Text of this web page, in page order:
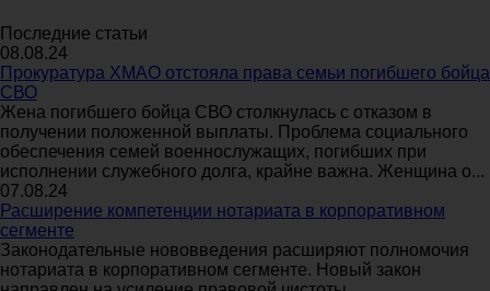
Последние статьи
08.08.24
Прокуратура ХМАО отстояла права семьи погибшего бойца
СВО
Жена погибшего бойца СВО столкнулась с отказом в
получении положенной выплаты. Проблема социального
обеспечения семей военнослужащих, погибших при
исполнении служебного долга, крайне важна. Женщина о...
07.08.24
Расширение компетенции нотариата в корпоративном
сегменте
Законодательные нововведения расширяют полномочия
нотариата в корпоративном сегменте. Новый закон